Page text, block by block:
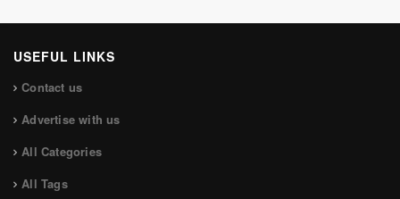
USEFUL LINKS
Contact us
Advertise with us
All Categories
All Tags